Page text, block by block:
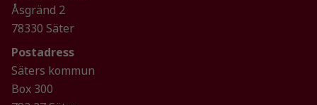
Åsgränd 2
78330 Säter
Postadress
Säters kommun
Box 300